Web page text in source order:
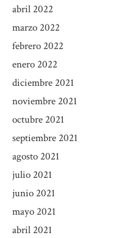
abril 2022
marzo 2022
febrero 2022
enero 2022
diciembre 2021
noviembre 2021
octubre 2021
septiembre 2021
agosto 2021
julio 2021
junio 2021
mayo 2021
abril 2021